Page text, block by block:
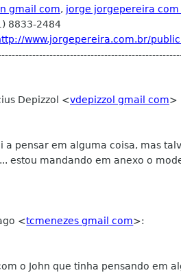
gmail com, jorge jorgepereira com
8833-2484
www.jorgepereira.com.br/
Depizzol <vdepizzol gmail com>
a pensar em alguma coisa, mas
estou mandando em anexo o
<tcmenezes gmail com>:
o John que tinha pensando em